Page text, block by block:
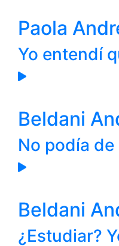
Paola
Yo entendí
Beldani
No podía
Beldani
¿Estudiar?